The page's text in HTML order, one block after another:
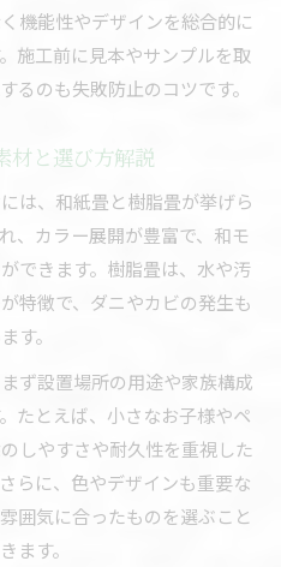
機能性やデザインを総合的に
施工前に見本やサンプルを取
るのも失敗防止のコツです。
材と選び方解説
は、和紙畳と樹脂畳が挙げら
、カラー展開が豊富で、和モ
できます。樹脂畳は、水や汚
特徴で、ダニやカビの発生も
す。
ず設置場所の用途や家族構成
たとえば、小さなお子様やペ
しやすさや耐久性を重視した
らに、色やデザインも重要な
囲気に合ったものを選ぶこと
ます。